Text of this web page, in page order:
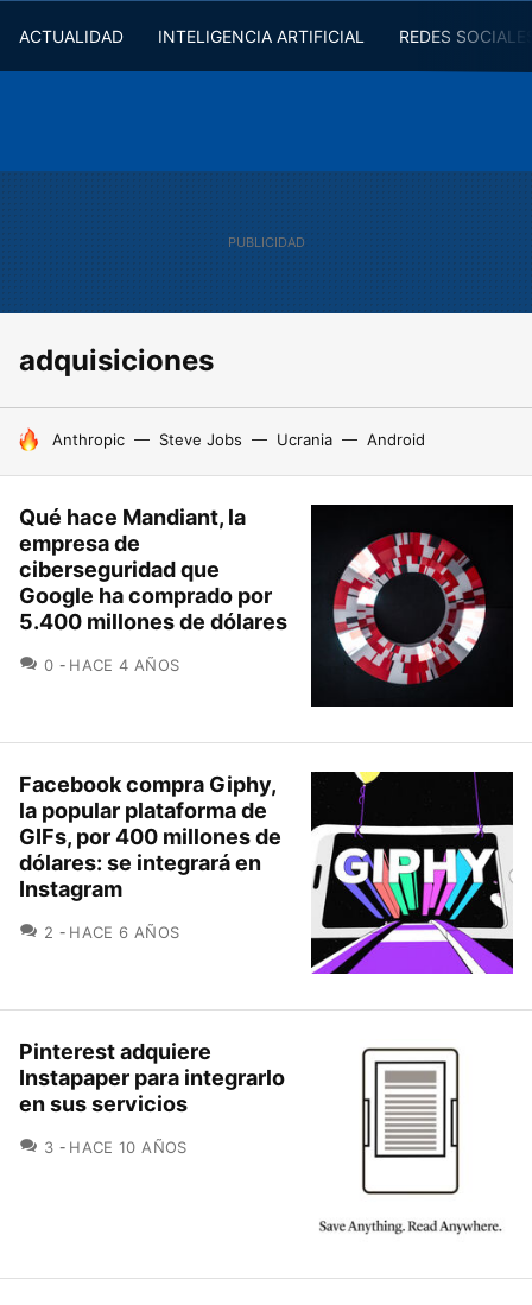
ACTUALIDAD INTELIGENCIA ARTIFICIAL REDES
adquisiciones
HOY SE HABLA DE
Anthropic Steve Jobs Ucrania Android
Qué hace Mandiant, la
empresa de
ciberseguridad que
Google ha comprado por
5.400 millones de dólares
0 COMENTARIOS
HACE 4 AÑOS
Facebook compra Giphy,
la popular plataforma de
GIFs, por 400 millones de
dólares: se integrará en
Instagram
2 COMENTARIOS
HACE 6 AÑOS
Pinterest adquiere
Instapaper para integrarlo
en sus servicios
3 COMENTARIOS
HACE 10 AÑOS